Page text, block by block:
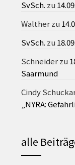
SvSch. zu
Waltherzu
SvSch. zu
Schneiderzu
Saarmund
Cindy
„NYRA:
alle